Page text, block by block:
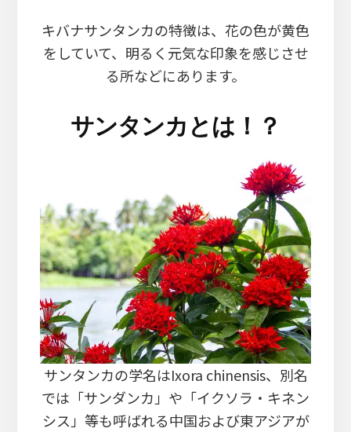
キバナサンタンカの特徴は、花の色が黄色
をしていて、明るく元気な印象を感じさせ
る所などにあります。
サンタンカとは！？
サンタンカの学名はIxora chinensis、別名
では「サンダンカ」や「イクソラ・キネン
シス」等も呼ばれる中国および東アジアが